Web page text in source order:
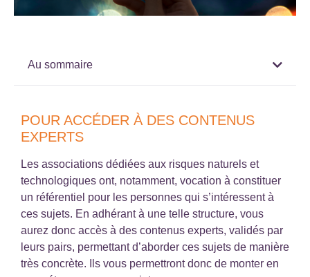
Au sommaire
POUR ACCÉDER À DES CONTENUS
EXPERTS
Les associations dédiées aux risques naturels et
technologiques ont, notamment, vocation à constituer
un référentiel pour les personnes qui s’intéressent à
ces sujets. En adhérant à une telle structure, vous
aurez donc accès à des contenus experts, validés par
leurs pairs, permettant d’aborder ces sujets de manière
très concrète. Ils vous permettront donc de monter en